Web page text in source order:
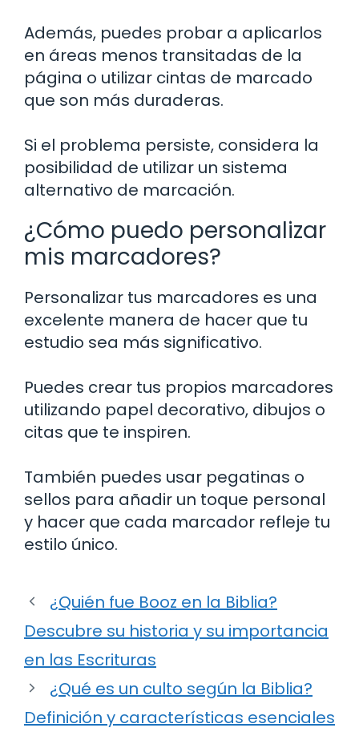
Además, puedes probar a aplicarlos
en áreas menos transitadas de la
página o utilizar cintas de marcado
que son más duraderas.
Si el problema persiste, considera la
posibilidad de utilizar un sistema
alternativo de marcación.
¿Cómo puedo personalizar
mis marcadores?
Personalizar tus marcadores es una
excelente manera de hacer que tu
estudio sea más significativo.
Puedes crear tus propios marcadores
utilizando papel decorativo, dibujos o
citas que te inspiren.
También puedes usar pegatinas o
sellos para añadir un toque personal
y hacer que cada marcador refleje tu
estilo único.
¿Quién fue Booz en la Biblia?
Descubre su historia y su importancia
en las Escrituras
¿Qué es un culto según la Biblia?
Definición y características esenciales